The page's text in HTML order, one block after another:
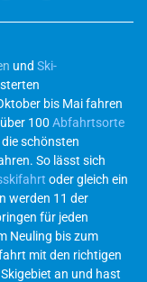
und Ski-
bis Mai fahren
über 100 Abfahrtsorte
schönsten
So lässt sich
oder gleich ein
werden 11 der
für jeden
Neuling bis zum
mit den richtigen
an und hast